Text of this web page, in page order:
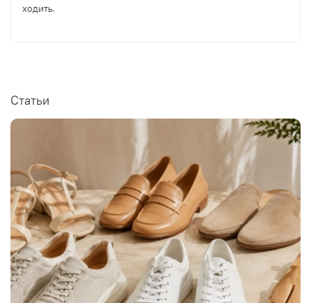
ходить.
Статьи